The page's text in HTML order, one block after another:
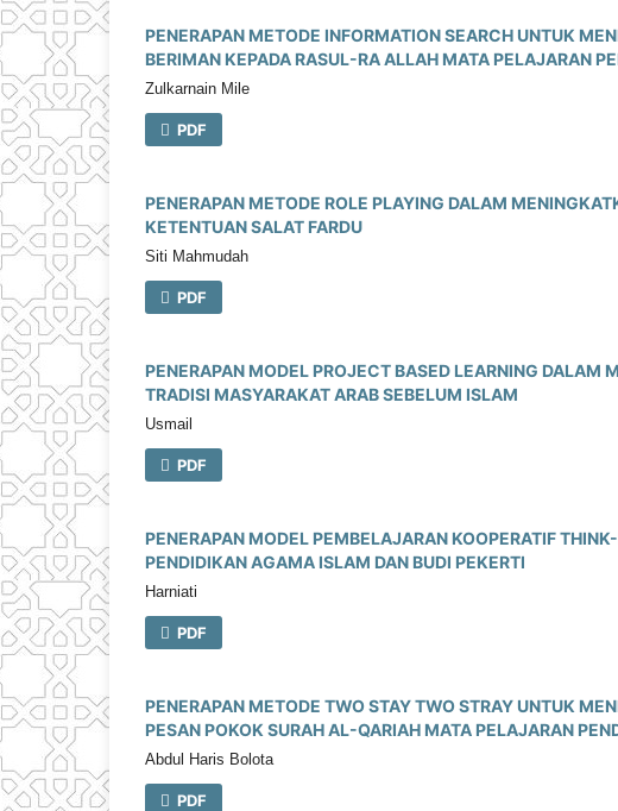
PENERAPAN METODE INFORMATION SEARCH UNTUK
BERIMAN KEPADA RASUL-RA ALLAH MATA PELAJARAN
Zulkarnain Mile
PDF
PENERAPAN METODE ROLE PLAYING DALAM
KETENTUAN SALAT FARDU
Siti Mahmudah
PDF
PENERAPAN MODEL PROJECT BASED LEARNING DALAM
TRADISI MASYARAKAT ARAB SEBELUM ISLAM
Usmail
PDF
PENERAPAN MODEL PEMBELAJARAN KOOPERATIF
PENDIDIKAN AGAMA ISLAM DAN BUDI PEKERTI
Harniati
PDF
PENERAPAN METODE TWO STAY TWO STRAY UNTUK
PESAN POKOK SURAH AL-QARIAH MATA PELAJARAN
Abdul Haris Bolota
PDF